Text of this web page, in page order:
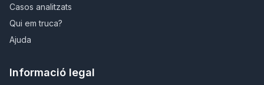
Casos analitzats
Qui em truca?
Ajuda
Informació legal